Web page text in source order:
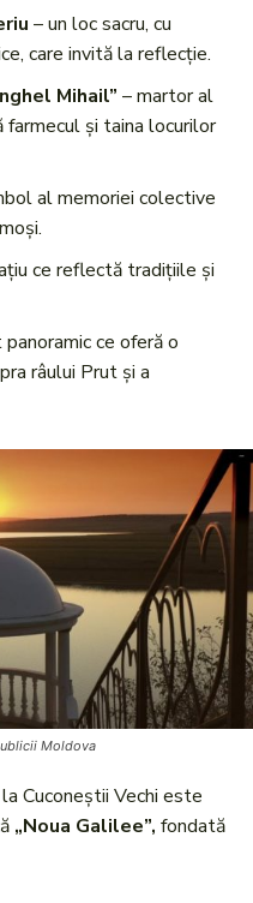
– un loc sacru, cu
care invită la reflecție.
Mihail” – martor al
și taina locurilor
al memoriei colective
ce reflectă tradițiile și
panoramic ce oferă o
râului Prut și a
Moldova
Cuconeștii Vechi este
„Noua Galilee”, fondată